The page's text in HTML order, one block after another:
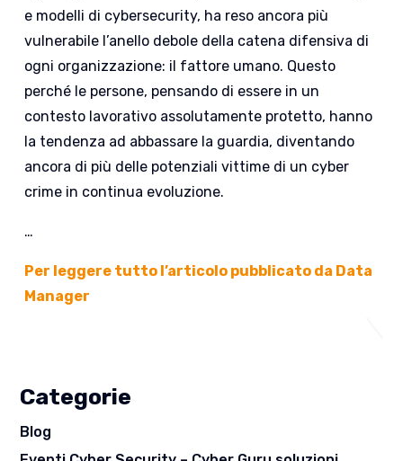
Categorie
Blog
e modelli di cybersecurity, ha reso ancora più
vulnerabile l’anello debole della catena difensiva di
ogni organizzazione: il fattore umano. Questo
perché le persone, pensando di essere in un
contesto lavorativo assolutamente protetto, hanno
la tendenza ad abbassare la guardia, diventando
ancora di più delle potenziali vittime di un cyber
crime in continua evoluzione.
…
Per leggere tutto l’articolo pubblicato da Data
Manager